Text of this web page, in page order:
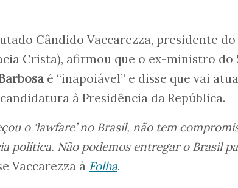
Cândido Vaccarezza, presidente
Cristã), afirmou que o ex-ministro
é “inapoiável” e disse que vai
à Presidência da República.
o ‘lawfare’ no Brasil, não tem
política. Não podemos entregar o Brasil
Vaccarezza à Folha.